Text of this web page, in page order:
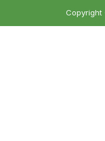
Copyright